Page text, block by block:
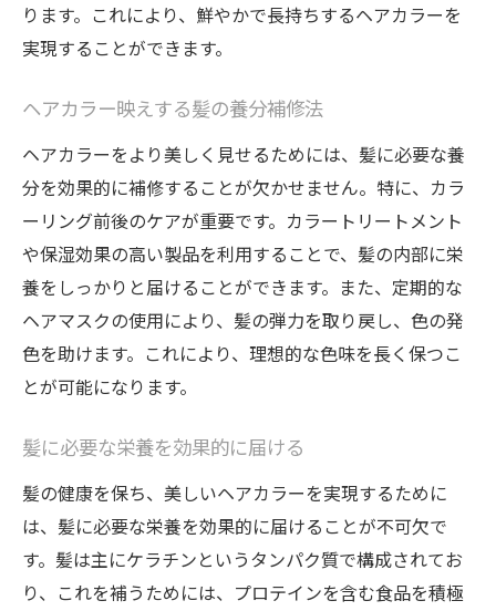
ります。これにより、鮮やかで長持ちするヘアカラーを
実現することができます。
ヘアカラー映えする髪の養分補修法
ヘアカラーをより美しく見せるためには、髪に必要な養
分を効果的に補修することが欠かせません。特に、カラ
ーリング前後のケアが重要です。カラートリートメント
や保湿効果の高い製品を利用することで、髪の内部に栄
養をしっかりと届けることができます。また、定期的な
ヘアマスクの使用により、髪の弾力を取り戻し、色の発
色を助けます。これにより、理想的な色味を長く保つこ
とが可能になります。
髪に必要な栄養を効果的に届ける
髪の健康を保ち、美しいヘアカラーを実現するために
は、髪に必要な栄養を効果的に届けることが不可欠で
す。髪は主にケラチンというタンパク質で構成されてお
り、これを補うためには、プロテインを含む食品を積極